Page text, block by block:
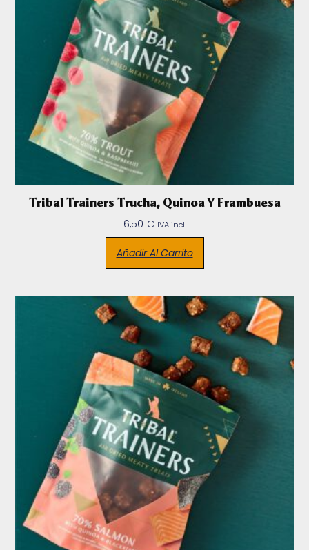
Tribal Trainers Trucha, Quinoa Y Frambuesa
6,50 € IVA incl.
Añadir Al Carrito